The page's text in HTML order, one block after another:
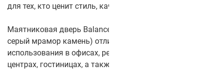
для тех, кто ценит стиль, качество и долговечность.
Маятниковая дверь Balance 14 (Цвет полотна: Светло-
серый мрамор камень) отлично подойдёт для
использования в офисах, ресторанах, торговых
центрах, гостиницах, а также в других помещениях.